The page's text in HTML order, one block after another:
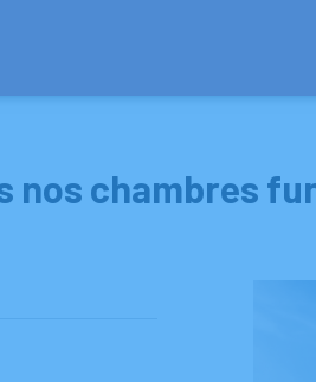
nos chambres